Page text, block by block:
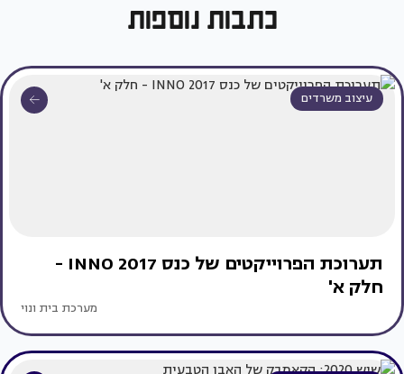
כתבות נוספות
עיצוב משרדים
תערוכת הפרוייקטים של כנס INNO 2017 -
חלק א'
מערכת בית ונוי